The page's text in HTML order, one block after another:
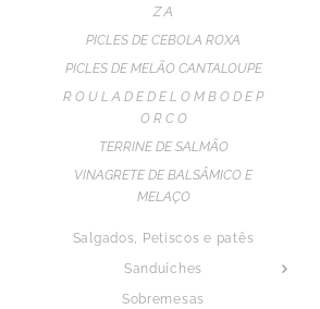
Z A
PICLES DE CEBOLA ROXA
PICLES DE MELÃO CANTALOUPE
R O U L A D E D E L O M B O D E P
O R C O
TERRINE DE SALMÃO
VINAGRETE DE BALSÂMICO E
MELAÇO
Salgados, Petiscos e patês
Sanduíches
Sobremesas